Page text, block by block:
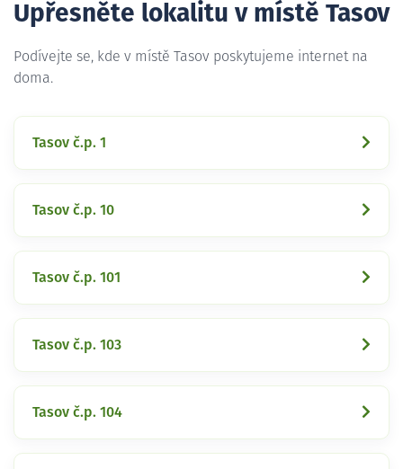
Upřesněte lokalitu v místě Tasov
Podívejte se, kde v místě Tasov poskytujeme internet na
doma.
Tasov č.p. 1
Tasov č.p. 10
Tasov č.p. 101
Tasov č.p. 103
Tasov č.p. 104